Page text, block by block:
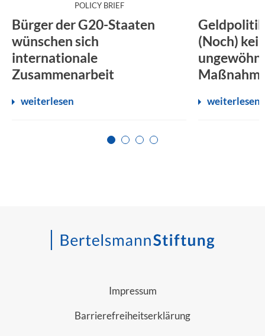
POLICY BRIEF:
Bürger der G20-Staaten
wünschen sich
internationale
Zusammenarbeit
weiterlesen
(Noch)
weiterlesen
Zur Seite 1
Zur Seite 2
Zur Seite 3
Zur Seite 4
Impressum
Barrierefreiheitserklärung